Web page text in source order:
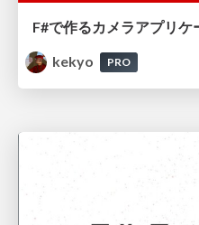
F#で作るカメラアプリケ
kekyo
PRO